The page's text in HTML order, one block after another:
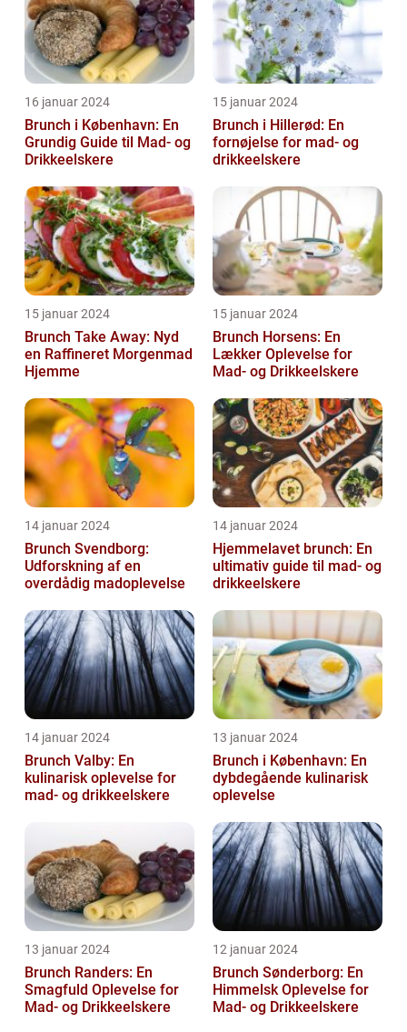
16 januar 2024
Brunch i København: En
Grundig Guide til Mad- og
Drikkeelskere
15 januar 2024
Brunch i Hillerød: En
fornøjelse for mad- og
drikkeelskere
15 januar 2024
Brunch Take Away: Nyd
en Raffineret Morgenmad
Hjemme
15 januar 2024
Brunch Horsens: En
Lækker Oplevelse for
Mad- og Drikkeelskere
14 januar 2024
Brunch Svendborg:
Udforskning af en
overdådig madoplevelse
14 januar 2024
Hjemmelavet brunch: En
ultimativ guide til mad- og
drikkeelskere
14 januar 2024
Brunch Valby: En
kulinarisk oplevelse for
mad- og drikkeelskere
13 januar 2024
Brunch i København: En
dybdegående kulinarisk
oplevelse
13 januar 2024
Brunch Randers: En
Smagfuld Oplevelse for
Mad- og Drikkeelskere
12 januar 2024
Brunch Sønderborg: En
Himmelsk Oplevelse for
Mad- og Drikkeelskere